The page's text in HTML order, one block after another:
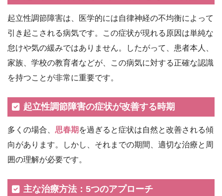
起立性調節障害は、医学的には自律神経の不均衡によって
引き起こされる病気です。この症状が現れる原因は単純な
怠けや気の緩みではありません。したがって、患者本人、
家族、学校の教育者などが、この病気に対する正確な認識
を持つことが非常に重要です。
起立性調節障害の症状が改善する時期
多くの場合、 思春期 を過ぎると症状は自然と改善される傾
向があります。しかし、それまでの期間、適切な治療と周
囲の理解が必要です。
主な治療方法：5つのアプローチ